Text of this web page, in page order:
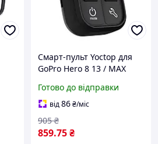
Смарт-пульт Yoctop для
GoPro Hero 8 13 / MAX
Готово до відправки
від86₴/міс
859.75₴
905 ₴